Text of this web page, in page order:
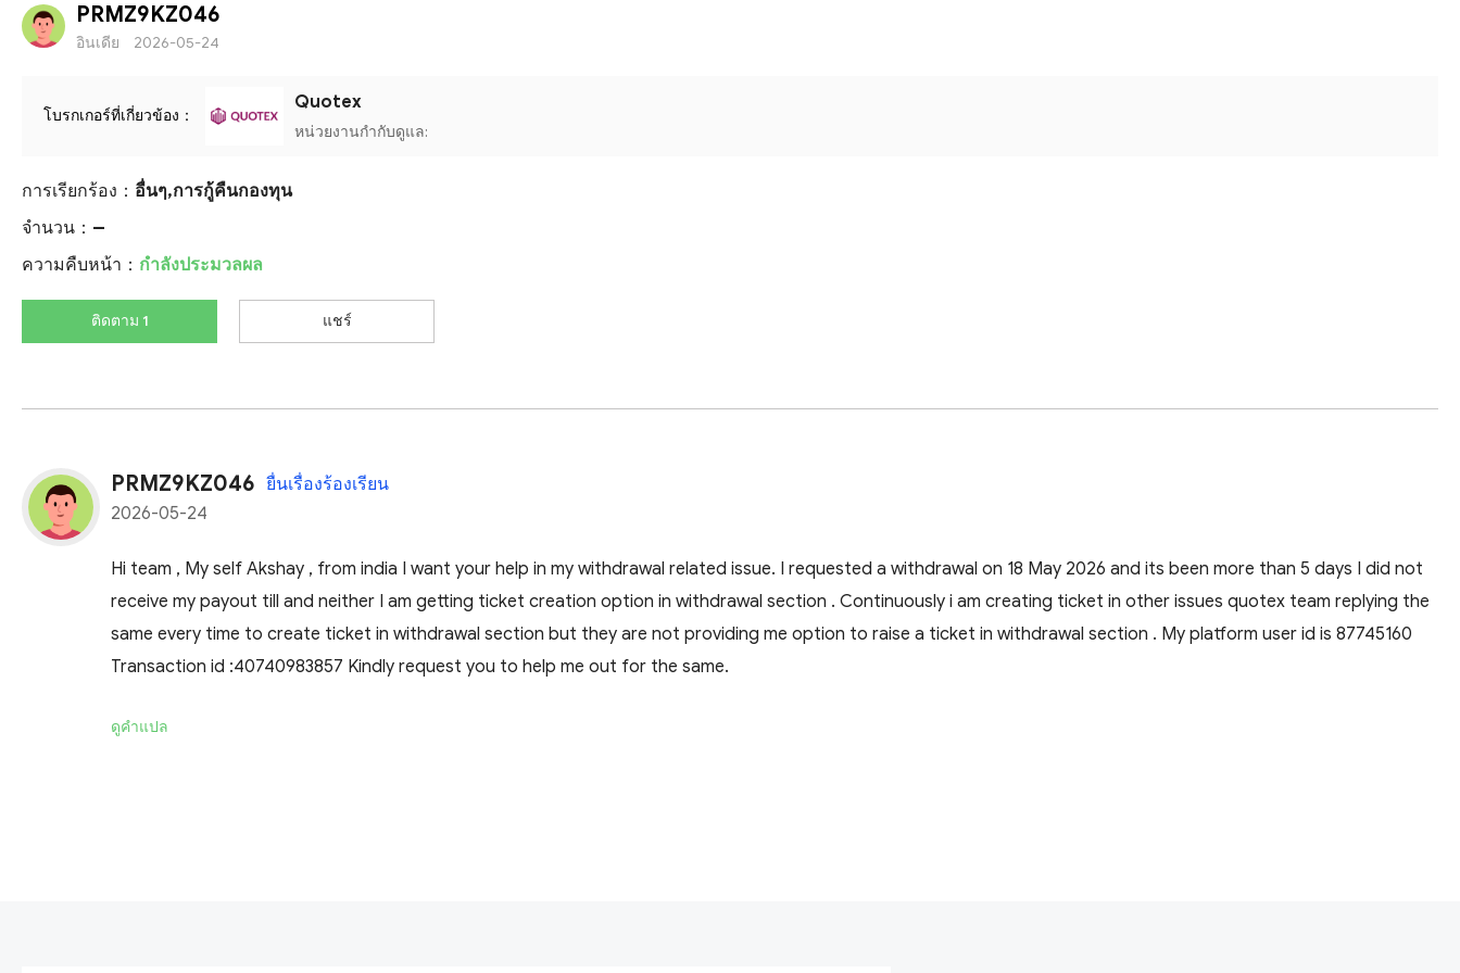
PRMZ9KZ046
อินเดีย 2026-05-24
โบรกเกอร์ที่เกี่ยวข้อง：
Quotex
หน่วยงานกำกับดูแล:
การเรียกร้อง： อื่นๆ,การกู้คืนกองทุน
จำนวน： --
ความคืบหน้า： กำลังประมวลผล
ติดตาม 1 แชร์
PRMZ9KZ046 ยื่นเรื่องร้องเรียน
2026-05-24
Hi team , My self Akshay , from india I want your help in my withdrawal related issue. I requested a withdrawal on 18 May 2026 and its been more than 5 days I did not
receive my payout till and neither I am getting ticket creation option in withdrawal section . Continuously i am creating ticket in other issues quotex team replying the
same every time to create ticket in withdrawal section but they are not providing me option to raise a ticket in withdrawal section . My platform user id is 87745160
Transaction id :40740983857 Kindly request you to help me out for the same.
ดูคำแปล